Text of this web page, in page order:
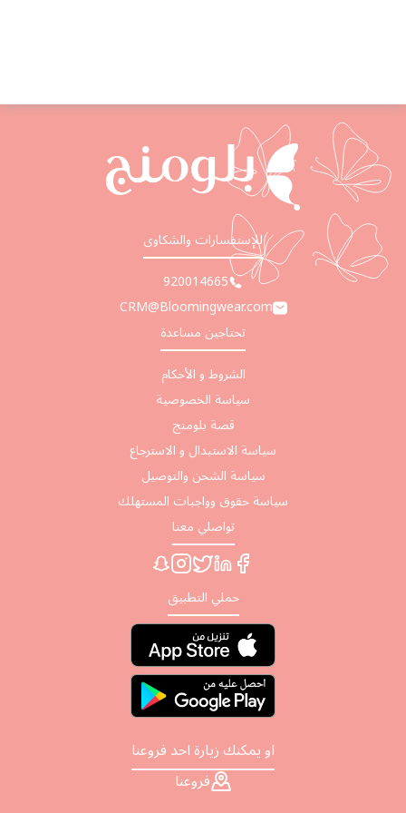
للإستفسارات والشكاوى
920014665
CRM@Bloomingwear.com
تحتاجين مساعدة
الشروط و الأحكام
سياسة الخصوصية
قصة بلومنج
سياسة الاستبدال و الاسترجاع
سياسة الشحن والتوصيل
سياسة حقوق وواجبات المستهلك
تواصلي معنا
حملي التطبيق
او يمكنك زيارة احد فروعنا
فروعنا